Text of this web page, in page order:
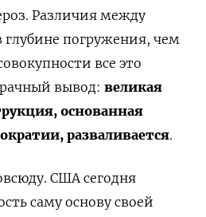
Различия между
погружения, чем
все это
вывод: великая
основанная
разваливается.
США сегодня
саму основу своей